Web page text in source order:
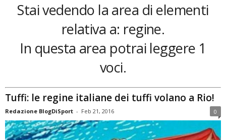
Stai vedendo la area di elementi
relativa a: regine.
In questa area potrai leggere 1
voci.
Tuffi: le regine italiane dei tuffi volano a Rio!
Redazione BlogDiSport - Feb 21, 2016 0